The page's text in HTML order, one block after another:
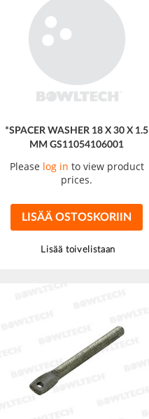
*SPACER WASHER 18 X 30 X 1.5
MM GS11054106001
Please log in to view product
prices.
LISÄÄ OSTOSKORIIN
Lisää toivelistaan